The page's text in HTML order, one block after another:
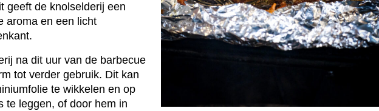
geeft de knolselderij een
aroma en een licht
na dit uur van de barbecue
tot verder gebruik. Dit kan
te wikkelen en op
te leggen, of door hem in